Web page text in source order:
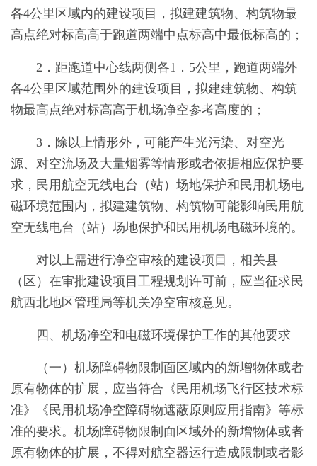
各4公里区域内的建设项目，拟建建筑物、构筑物最
高点绝对标高高于跑道两端中点标高中最低标高的；
2．距跑道中心线两侧各1．5公里，跑道两端外
各4公里区域范围外的建设项目，拟建建筑物、构筑
物最高点绝对标高高于机场净空参考高度的；
3．除以上情形外，可能产生光污染、对空光
源、对空流场及大量烟雾等情形或者依据相应保护要
求，民用航空无线电台（站）场地保护和民用机场电
磁环境范围内，拟建建筑物、构筑物可能影响民用航
空无线电台（站）场地保护和民用机场电磁环境的。
对以上需进行净空审核的建设项目，相关县
（区）在审批建设项目工程规划许可前，应当征求民
航西北地区管理局等机关净空审核意见。
四、机场净空和电磁环境保护工作的其他要求
（一）机场障碍物限制面区域内的新增物体或者
原有物体的扩展，应当符合《民用机场飞行区技术标
准》《民用机场净空障碍物遮蔽原则应用指南》等标
准的要求。机场障碍物限制面区域外的新增物体或者
原有物体的扩展，不得对航空器运行造成限制或者影